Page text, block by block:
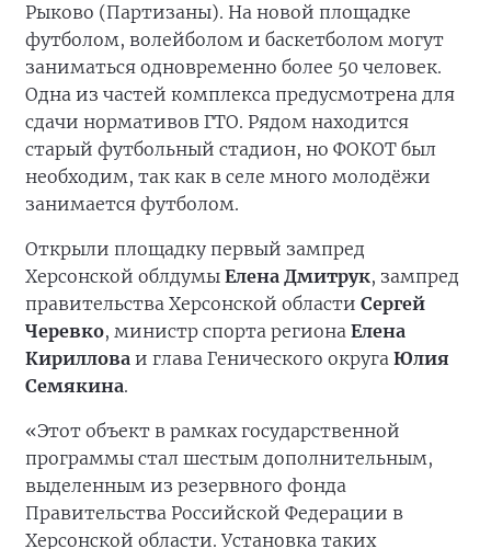
Рыково (Партизаны). На новой площадке
футболом, волейболом и баскетболом могут
заниматься одновременно более 50 человек.
Одна из частей комплекса предусмотрена для
сдачи нормативов ГТО. Рядом находится
старый футбольный стадион, но ФОКОТ был
необходим, так как в селе много молодёжи
занимается футболом.
Открыли площадку первый зампред
Херсонской облдумы Елена Дмитрук, зампред
правительства Херсонской области Сергей
Черевко, министр спорта региона Елена
Кириллова и глава Генического округа Юлия
Семякина.
«Этот объект в рамках государственной
программы стал шестым дополнительным,
выделенным из резервного фонда
Правительства Российской Федерации в
Херсонской области. Установка таких